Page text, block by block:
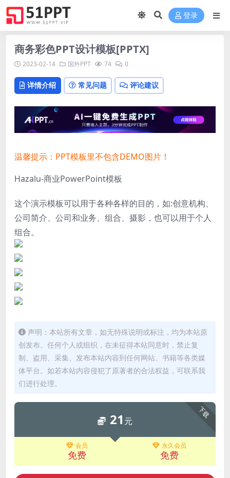
登录
商务彩色PPT设计模板[PPTX]
2023-02-14 国外PPT 74 0
详情介绍 常见问题 评论建议
温馨提示：PPT模板里不包含DEMO图片！
Hazalu-商业PowerPoint模板
这个演示模板可以用于各种各样的目的，如:创意机构、
公司简介、公司和业务、组合、摄影，也可以用于个人
组合。
声明：本站所有文章，如无特殊说明或标注，均为本站原
创发布。任何个人或组织，在未征得本站同意时，禁止复
制、盗用、采集、发布本站内容到任何网站、书籍等各类媒
体平台。如若本站内容侵犯了原著者的合法权益，可联系我
们进行处理。
下载
21 元
会员
免费
永久会员
免费